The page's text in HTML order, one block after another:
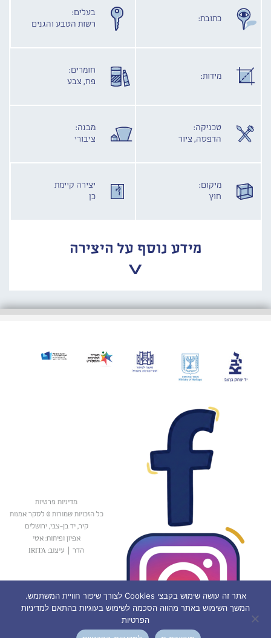
כתובת:
בעלים:
רשות הטבע והגנים
מידות:
חומרים:
פח, צבע
טכניקה:
הדפסה, ציור
מבנה:
ציבורי
מיקום:
חוץ
יצירה קיימת
כן
מידע נוסף על היצירה
מדיניות פרטיות
כל הזכויות שמורות © לסקר אמנות
קיר, יד בן-צבי, ירושלים
אפיון ופיתוח: אטי
הדר
עיצוב: IRITA
אתר זה עושה שימוש בקבצי Cookies לצורך שיפור חוויית המשתמש.
המשך השימוש באתר מהווה הסכמה לשימוש בעוגיות בהתאם למדיניות
הפרטיות